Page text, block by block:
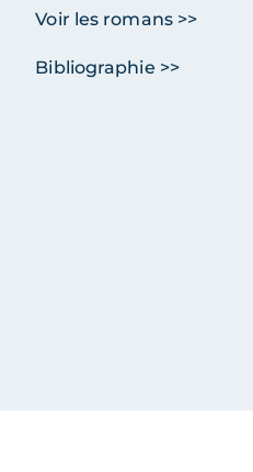
Voir les romans >>
Bibliographie >>